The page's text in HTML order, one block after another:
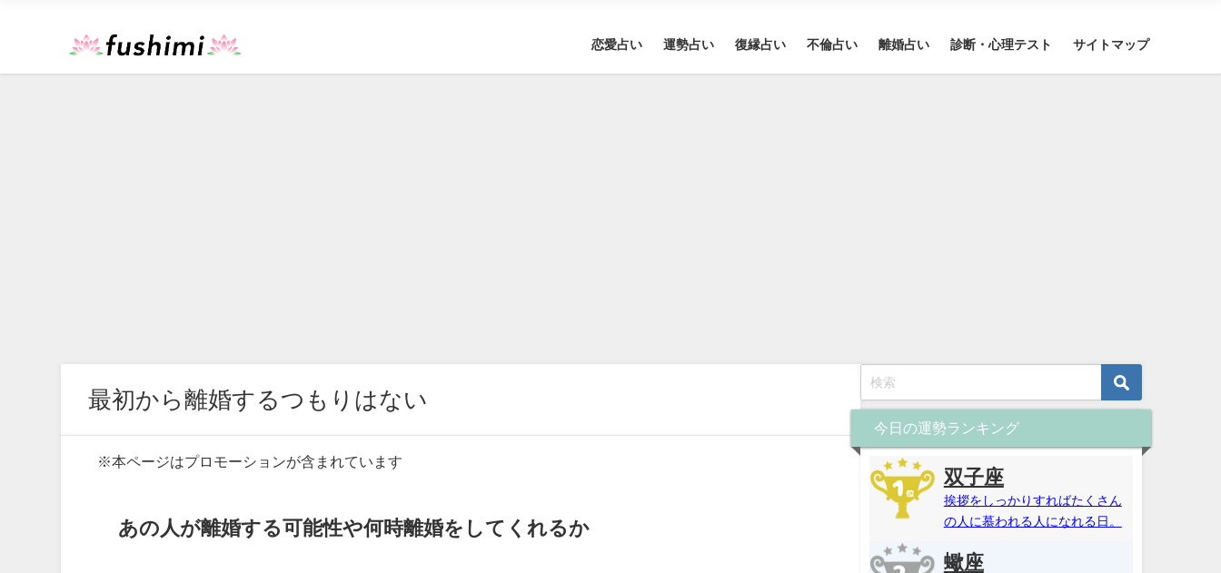
恋愛占い 運勢占い 復縁占い 不倫占い 離婚占い 診断・心理テスト サイトマップ
最初から離婚するつもりはない
※本ページはプロモーションが含まれています
あの人が離婚する可能性や何時離婚をしてくれるか
今日の運勢ランキング
双子座
挨拶をしっかりすればたくさん
の人に慕われる人になれる日。
蠍座